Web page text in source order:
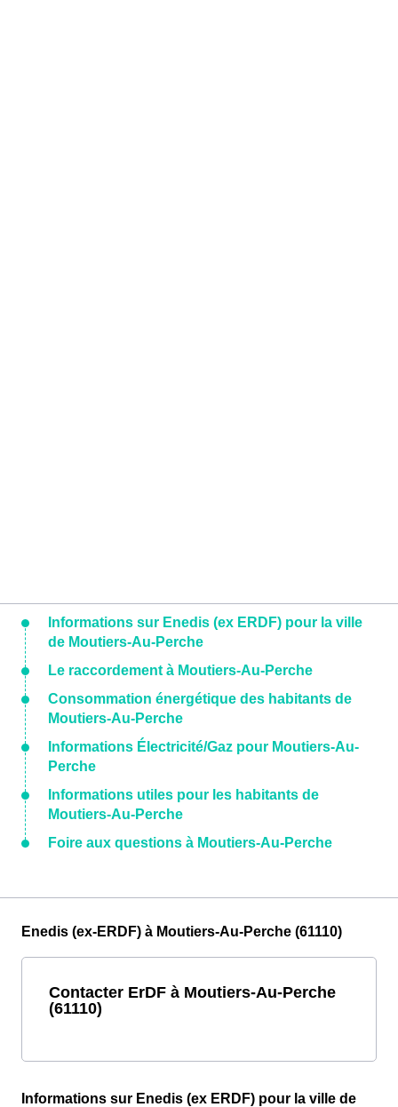
Informations sur Enedis (ex ERDF) pour la ville
de Moutiers-Au-Perche
Le raccordement à Moutiers-Au-Perche
Consommation énergétique des habitants de
Moutiers-Au-Perche
Informations Électricité/Gaz pour Moutiers-Au-
Perche
Informations utiles pour les habitants de
Moutiers-Au-Perche
Foire aux questions à Moutiers-Au-Perche
Enedis (ex-ERDF) à Moutiers-Au-Perche (61110)
Contacter ErDF à Moutiers-Au-Perche
(61110)
Informations sur Enedis (ex ERDF) pour la ville de